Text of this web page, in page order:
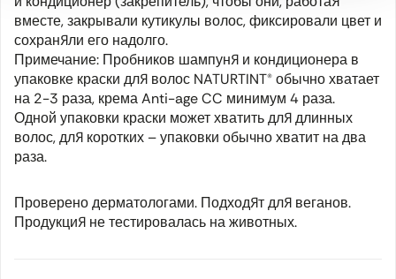
вместе, закрывали кутикулы волос, фиксировали цвет и
сохраняли его надолго.
Примечание: Пробников шампуня и кондиционера в
упаковке краски для волос NATURTINT® обычно хватает
на 2-3 раза, крема Anti-age CC минимум 4 раза.
Одной упаковки краски может хватить для длинных
волос, для коротких – упаковки обычно хватит на два
раза.
Проверено дерматологами. Подходят для веганов.
Продукция не тестировалась на животных.